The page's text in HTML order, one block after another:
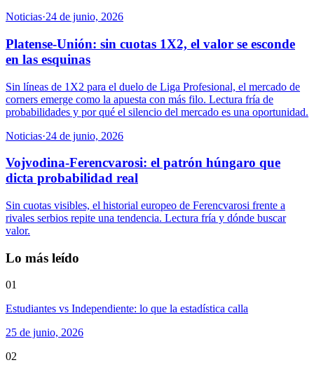
Noticias·24 de junio, 2026
Platense-Unión: sin cuotas 1X2, el valor se esconde
en las esquinas
Sin líneas de 1X2 para el duelo de Liga Profesional, el mercado de
corners emerge como la apuesta con más filo. Lectura fría de
probabilidades y por qué el silencio del mercado es una oportunidad.
Noticias·24 de junio, 2026
Vojvodina-Ferencvarosi: el patrón húngaro que
dicta probabilidad real
Sin cuotas visibles, el historial europeo de Ferencvarosi frente a
rivales serbios repite una tendencia. Lectura fría y dónde buscar
valor.
Lo más leído
01
Estudiantes vs Independiente: lo que la estadística calla
25 de junio, 2026
02